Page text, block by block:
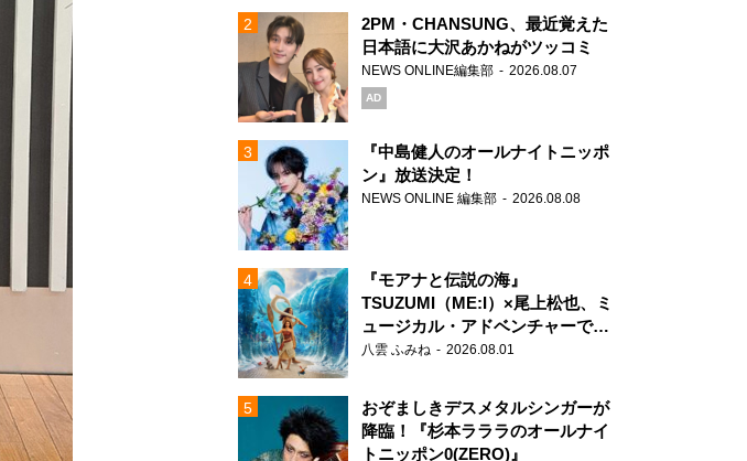
2PM・CHANSUNG、最近覚えた
日本語に大沢あかねがツッコミ
NEWS ONLINE編集部 2026.08.07
AD
『中島健人のオールナイトニッポ
ン』放送決定！
NEWS ONLINE 編集部 2026.08.08
『モアナと伝説の海』
TSUZUMI（ME:I）×尾上松也、ミ
ュージカル・アドベンチャーで美
声を響かせる
八雲 ふみね 2026.08.01
おぞましきデスメタルシンガーが
降臨！『杉本ラララのオールナイ
トニッポン0(ZERO)』